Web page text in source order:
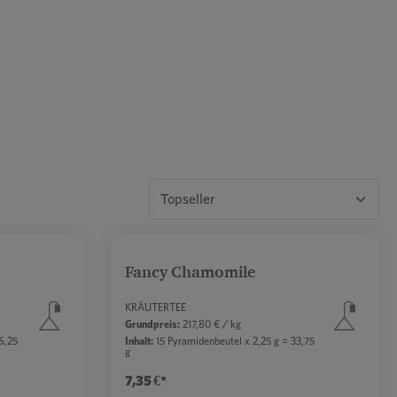
Fancy Chamomile
KRÄUTERTEE
Grundpreis:217,80 € / kg
Inhalt:15 Pyramidenbeutel x 2,25 g = 33,75
g
7,35 €*